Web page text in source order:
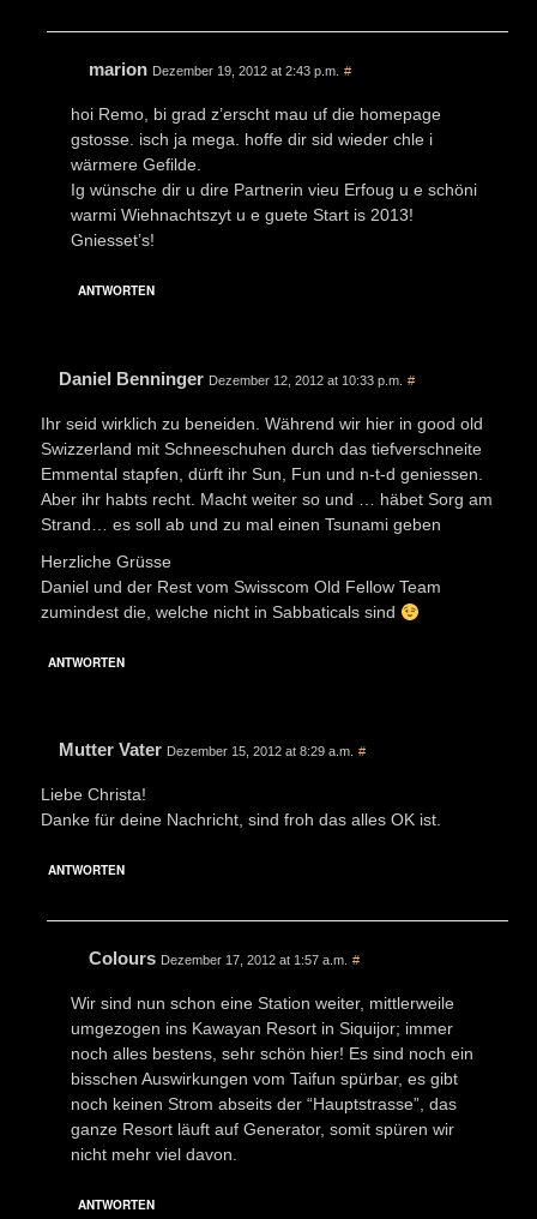
marion Dezember 19, 2012 at 2:43 p.m. #
hoi Remo, bi grad z’erscht mau uf die homepage
gstosse. isch ja mega. hoffe dir sid wieder chle i
wärmere Gefilde.
Ig wünsche dir u dire Partnerin vieu Erfoug u e schöni
warmi Wiehnachtszyt u e guete Start is 2013!
Gniesset’s!
ANTWORTEN
Daniel Benninger Dezember 12, 2012 at 10:33 p.m. #
Ihr seid wirklich zu beneiden. Während wir hier in good old
Swizzerland mit Schneeschuhen durch das tiefverschneite
Emmental stapfen, dürft ihr Sun, Fun und n-t-d geniessen.
Aber ihr habts recht. Macht weiter so und … häbet Sorg am
Strand… es soll ab und zu mal einen Tsunami geben
Herzliche Grüsse
Daniel und der Rest vom Swisscom Old Fellow Team
zumindest die, welche nicht in Sabbaticals sind
ANTWORTEN
Mutter Vater Dezember 15, 2012 at 8:29 a.m. #
Liebe Christa!
Danke für deine Nachricht, sind froh das alles OK ist.
ANTWORTEN
Colours Dezember 17, 2012 at 1:57 a.m. #
Wir sind nun schon eine Station weiter, mittlerweile
umgezogen ins Kawayan Resort in Siquijor; immer
noch alles bestens, sehr schön hier! Es sind noch ein
bisschen Auswirkungen vom Taifun spürbar, es gibt
noch keinen Strom abseits der “Hauptstrasse”, das
ganze Resort läuft auf Generator, somit spüren wir
nicht mehr viel davon.
ANTWORTEN